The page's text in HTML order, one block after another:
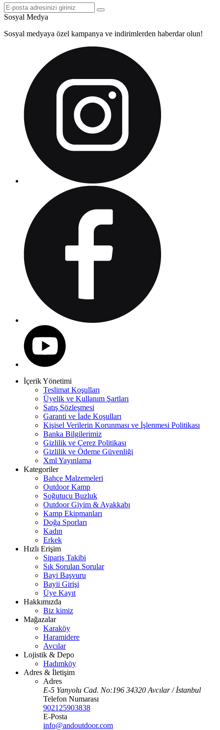
Sosyal Medya
Sosyal medyaya özel kampanya ve indirimlerden haberdar olun!
İçerik Yönetimi
Teslimat Koşulları
Üyelik ve Kullanım Şartları
Satış Sözleşmesi
Garanti ve İade Koşulları
Kişisel Verilerin Korunması ve İşlenmesi Politikası
Banka Bilgilerimiz
Gizlilik ve Çerez Politikası
Gizlilik ve Ödeme Güvenliği
Xml Yayınlama
Kategoriler
Bahçe Malzemeleri
Outdoor Kamp
Soğutucu Buzluk
Outdoor Giyim & Ayakkabı
Kamp Ekipmanları
Doğa Sporları
Kadın
Erkek
Hızlı Erişim
Sipariş Takibi
Sık Sorulan Sorular
Bayi Başvuru
Bayii Girişi
Üye Kayıt
Hakkımızda
Biz kimiz
Mağazalar
Karaköy
Haramidere
Avcılar
Lojistik & Depo
Hadımköy
Adres & İletişim
Adres
E-5 Yanyolu Cad. No:196 34320 Avcılar / İstanbul
Telefon Numarası
902125903838
E-Posta
info@andoutdoor.com